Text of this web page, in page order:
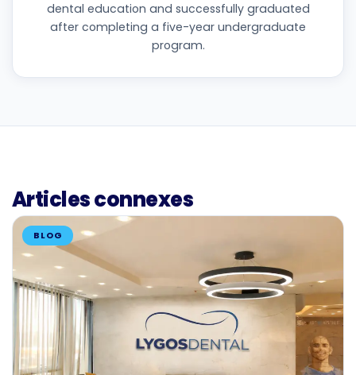
dental education and successfully graduated
after completing a five-year undergraduate
program.
Articles connexes
BLOG